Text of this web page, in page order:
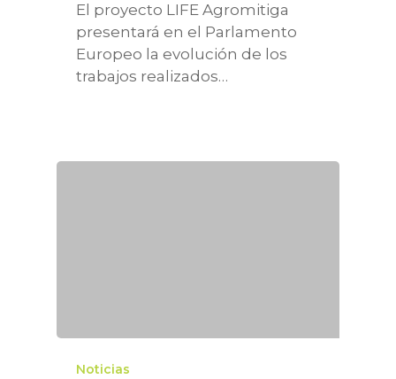
El proyecto LIFE Agromitiga
presentará en el Parlamento
Europeo la evolución de los
trabajos realizados…
Noticias